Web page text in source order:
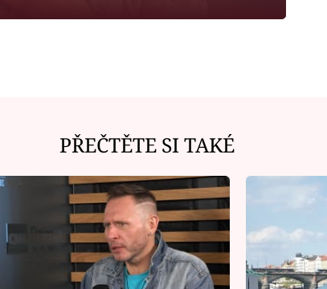
PŘEČTĚTE SI TAKÉ